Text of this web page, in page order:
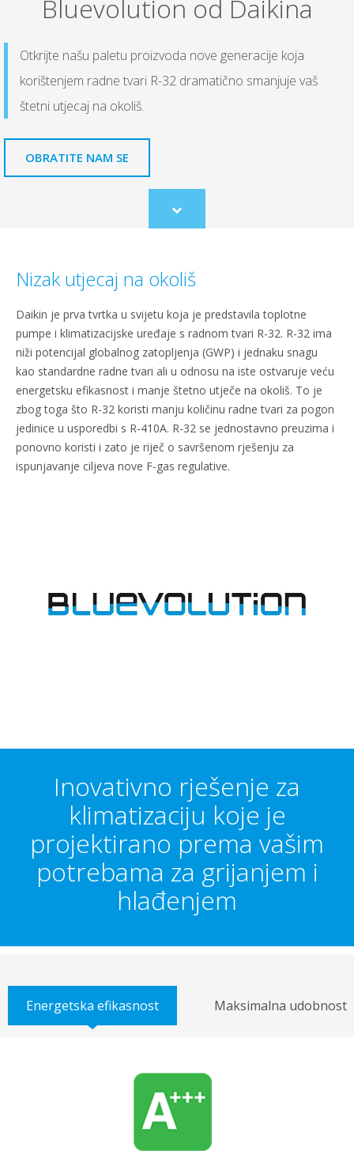
Bluevolution od Daikina
Otkrijte našu paletu proizvoda nove generacije koja
korištenjem radne tvari R-32 dramatično smanjuje vaš
štetni utjecaj na okoliš.
OBRATITE NAM SE
Scroll
to
Nizak utjecaj na okoliš
Daikin je prva tvrtka u svijetu koja je predstavila toplotne
pumpe i klimatizacijske uređaje s radnom tvari R-32. R-32 ima
niži potencijal globalnog zatopljenja (GWP) i jednaku snagu
kao standardne radne tvari ali u odnosu na iste ostvaruje veću
energetsku efikasnost i manje štetno utječe na okoliš. To je
zbog toga što R-32 koristi manju količinu radne tvari za pogon
jedinice u usporedbi s R-410A. R-32 se jednostavno preuzima i
ponovno koristi i zato je riječ o savršenom rješenju za
ispunjavanje ciljeva nove F-gas regulative.
Inovativno rješenje za
klimatizaciju koje je
projektirano prema vašim
potrebama za grijanjem i
hlađenjem
Energetska efikasnost Maksimalna udobnost